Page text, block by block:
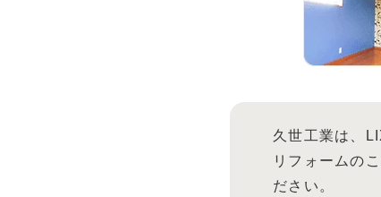
久世工業は、
リフォームの
ださい。